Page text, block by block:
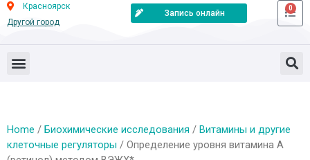
Красноярск
Другой город
Запись онлайн
0
Home / Биохимические исследования / Витамины и другие
клеточные регуляторы / Определение уровня витамина А